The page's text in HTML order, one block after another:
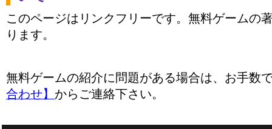
このページはリンクフリーです。無料ゲームの
ります。
無料ゲームの紹介に問題がある場合は、お手数
合わせ】 からご連絡下さい。